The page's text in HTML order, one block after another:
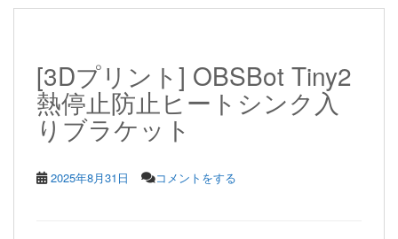
[3Dプリント] OBSBot Tiny2
熱停止防止ヒートシンク入
りブラケット
2025年8月31日 コメントをする